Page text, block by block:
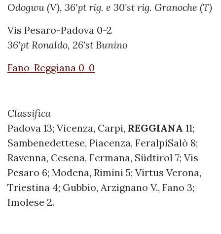
Odogwu (V), 36'pt rig. e 30'st rig. Granoche (T)
Vis Pesaro-Padova 0-2
36'pt Ronaldo, 26'st Bunino
Fano-Reggiana 0-0
Classifica
Padova 13; Vicenza, Carpi, REGGIANA 11;
Sambenedettese, Piacenza, FeralpiSalò 8;
Ravenna, Cesena, Fermana, Südtirol 7; Vis
Pesaro 6; Modena, Rimini 5; Virtus Verona,
Triestina 4; Gubbio, Arzignano V., Fano 3;
Imolese 2.